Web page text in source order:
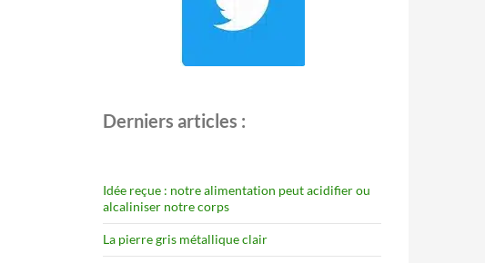
Derniers articles :
Idée reçue : notre alimentation peut acidifier ou
alcaliniser notre corps
La pierre gris métallique clair